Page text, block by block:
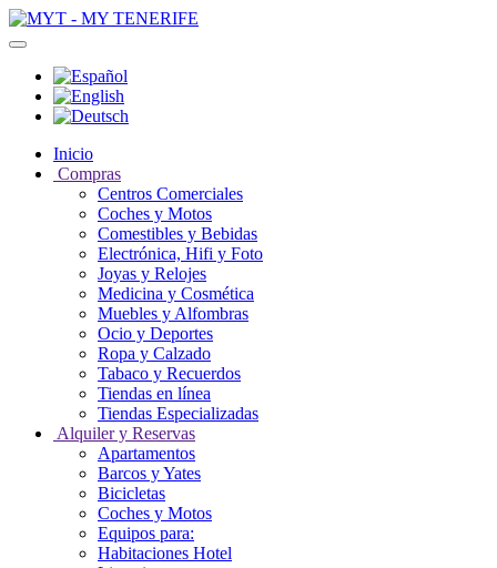
Inicio
Compras
Centros Comerciales
Coches y Motos
Comestibles y Bebidas
Electrónica, Hifi y Foto
Joyas y Relojes
Medicina y Cosmética
Muebles y Alfombras
Ocio y Deportes
Ropa y Calzado
Tabaco y Recuerdos
Tiendas en línea
Tiendas Especializadas
Alquiler y Reservas
Apartamentos
Barcos y Yates
Bicicletas
Coches y Motos
Equipos para:
Habitaciones Hotel